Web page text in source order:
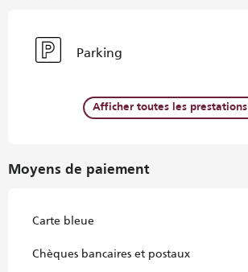
Parking
Afficher toutes les prestations
Moyens de paiement
Carte bleue
Chèques bancaires et postaux